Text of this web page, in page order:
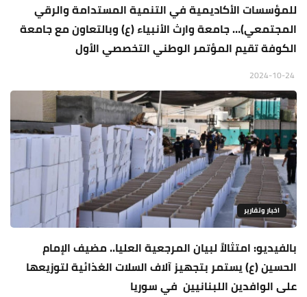
للمؤسسات الأكاديمية في التنمية المستدامة والرقي
المجتمعي)… جامعة وارث الأنبياء (ع) وبالتعاون مع جامعة
الكوفة تقيم المؤتمر الوطني التخصصي الأول
اخبار وتقارير
بالفيديو: امتثالاً لبيان المرجعية العليا.. مضيف الإمام
الحسين (ع) يستمر بتجهيز آلاف السلات الغذائية لتوزيعها
على الوافدين اللبنانيين في سوريا